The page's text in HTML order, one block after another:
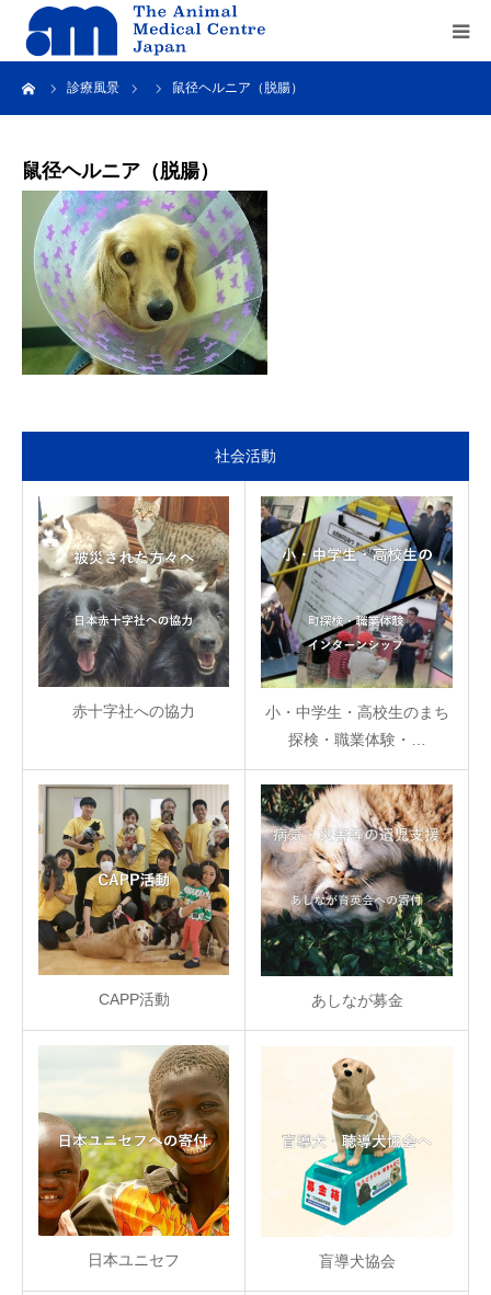
診療風景 鼠径ヘルニア（脱腸）
鼠径ヘルニア（脱腸）
社会活動
赤十字社への協力
小・中学生・高校生のまち
探検・職業体験・…
CAPP活動 あしなが募金
日本ユニセフ 盲導犬協会
Home
service
recruit
contact us